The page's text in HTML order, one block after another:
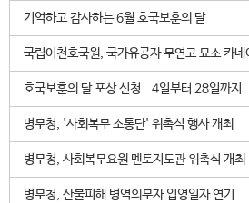
기억하고 감사하는 6월 호국보훈의 달
국립이천호국원, 국가유공자 무연고 묘소 카네
호국보훈의 달 포상 신청...4일부터 28일까지
병무청, '사회복무 소통단' 위촉식 행사 개최
병무청, 사회복무요원 멘토지도관 위촉식 개최
병무청, 산불피해 병역의무자 입영일자 연기